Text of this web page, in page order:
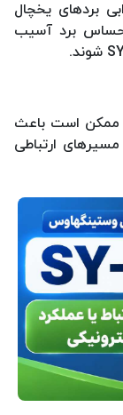
بردهای یخچال
حساس برد آسیب
ممکن است باعث
ارتباطی